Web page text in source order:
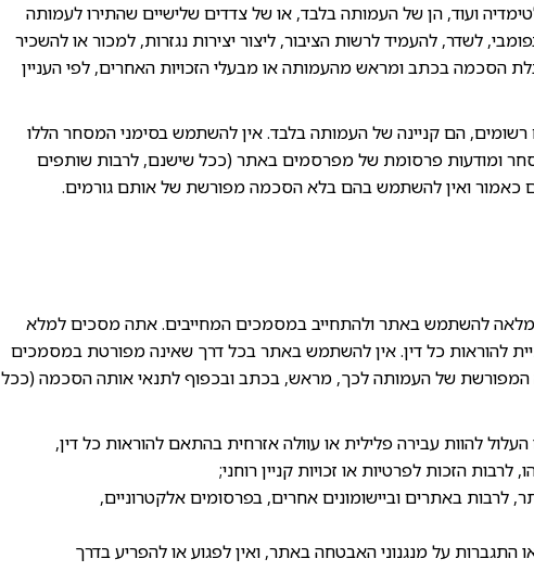
ועוד, הן של העמותה בלבד, או של צדדים שלישיים שהתירו לעמותה
לשדר, להעמיד לרשות הציבור, ליצור יצירות נגזרות, למכור או להשכיר
הסכמה בכתב ומראש מהעמותה או מבעלי הזכויות האחרים, לפי העניין
הם קניינה של העמותה בלבד. אין להשתמש בסימני המסחר הללו
ומודעות פרסומת של מפרסמים באתר (ככל שישנם, לרבות שותפים
כאמור ואין להשתמש בהם בלא הסכמה מפורשת של אותם גורמים.
להשתמש באתר ולהתחייב במסמכים המחייבים. אתה מסכים למלא
להוראות כל דין. אין להשתמש באתר בכל דרך שאינה מפורטת במסמכים
של העמותה לכך, מראש, בכתב ובכפוף לתנאי אותה הסכמה (ככל
להוות עבירה פלילית או עוולה אזרחית בהתאם להוראות כל דין,
לרבות הזכות לפרטיות או זכויות קניין רוחני;
באתרים וביישומונים אחרים, בפרסומים אלקטרוניים,
התגברות על מנגנוני האבטחה באתר, ואין לפגוע או להפריע בדרך